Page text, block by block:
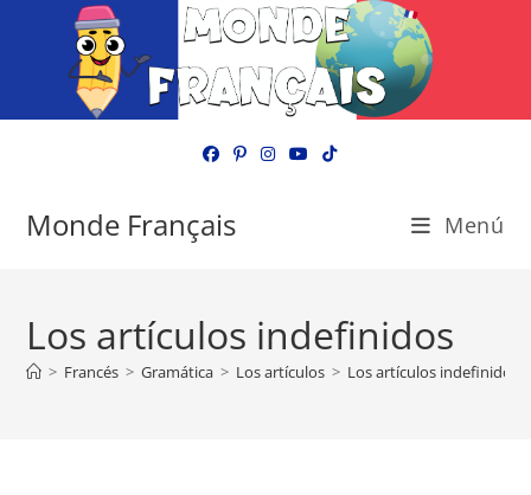
Monde Français Menú
Los artículos indefinidos
> Francés > Gramática > Los artículos > Los artículos indefinidos